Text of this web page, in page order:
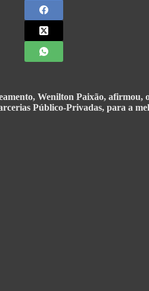
Wenilton Paixão, afirmou,
Público-Privadas, para a